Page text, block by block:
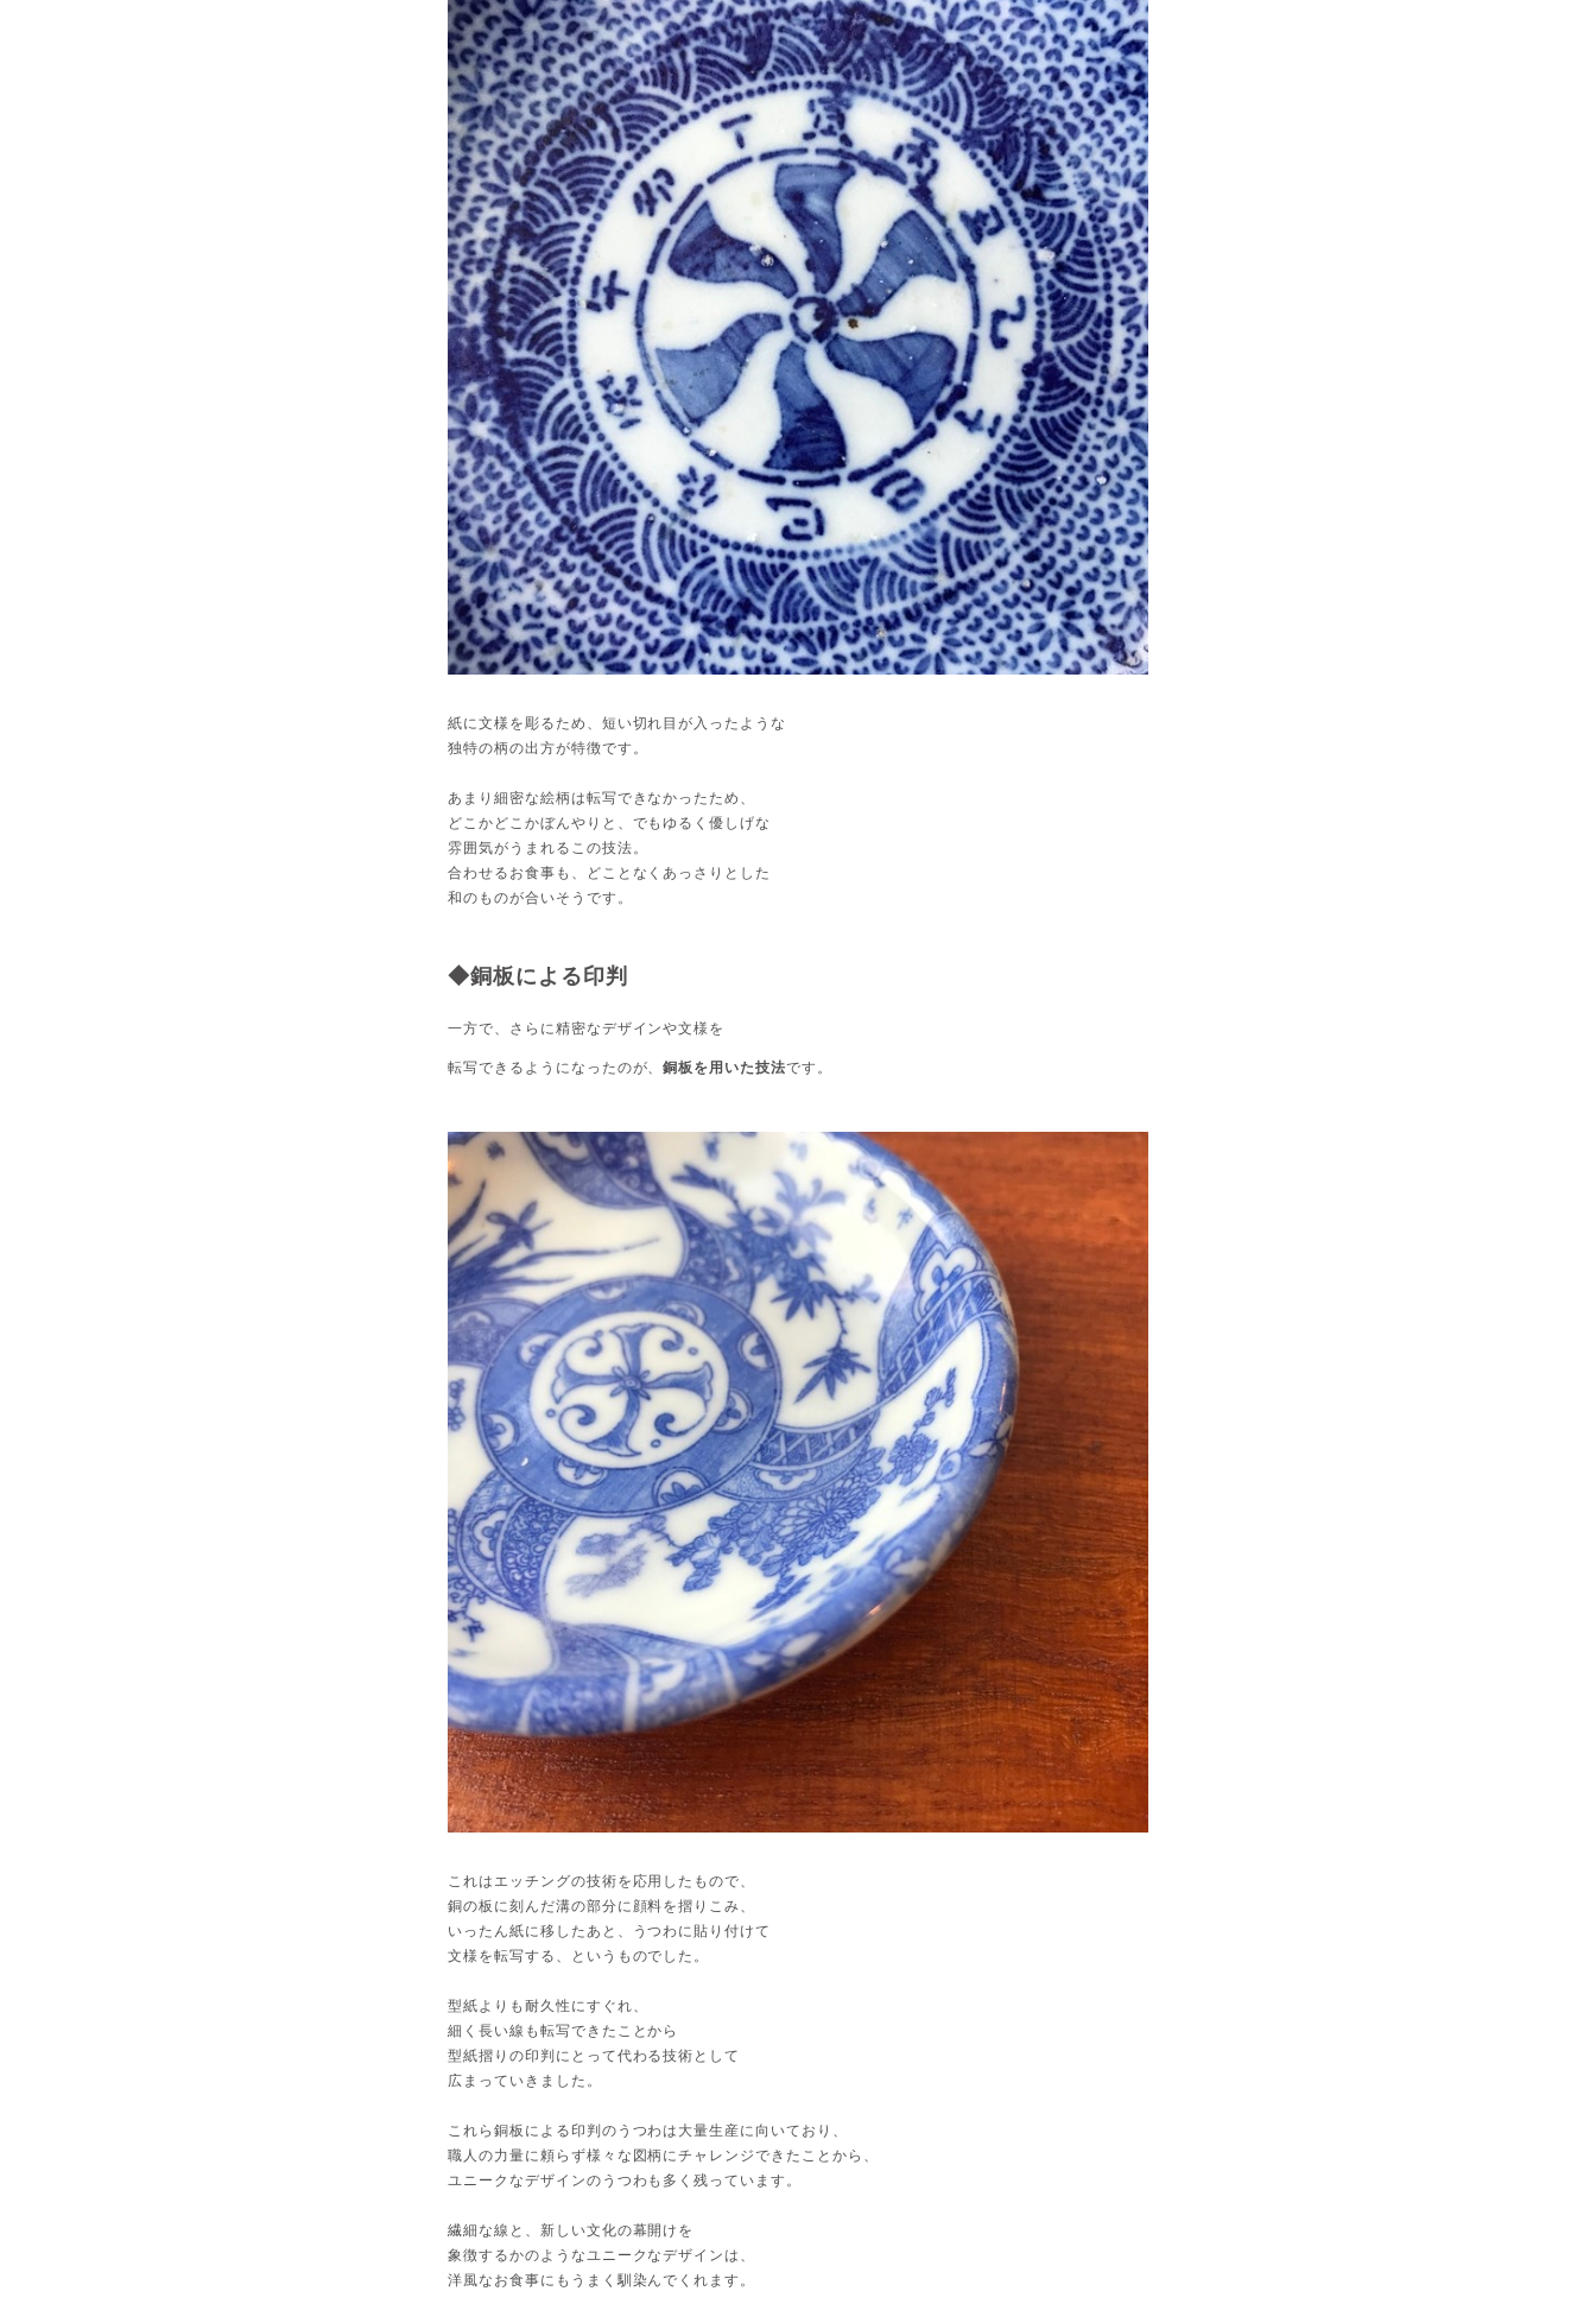
紙に文様を彫るため、短い切れ目が入ったような
独特の柄の出方が特徴です。
あまり細密な絵柄は転写できなかったため、
どこかどこかぼんやりと、でもゆるく優しげな
雰囲気がうまれるこの技法。
合わせるお食事も、どことなくあっさりとした
和のものが合いそうです。
◆銅板による印判
一方で、さらに精密なデザインや文様を
転写できるようになったのが、銅板を用いた技法です。
これはエッチングの技術を応用したもので、
銅の板に刻んだ溝の部分に顔料を摺りこみ、
いったん紙に移したあと、うつわに貼り付けて
文様を転写する、というものでした。
型紙よりも耐久性にすぐれ、
細く長い線も転写できたことから
型紙摺りの印判にとって代わる技術として
広まっていきました。
これら銅板による印判のうつわは大量生産に向いており、
職人の力量に頼らず様々な図柄にチャレンジできたことから、
ユニークなデザインのうつわも多く残っています。
繊細な線と、新しい文化の幕開けを
象徴するかのようなユニークなデザインは、
洋風なお食事にもうまく馴染んでくれます。